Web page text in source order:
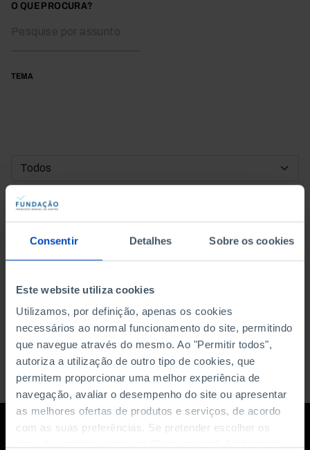
Consentir Detalhes Sobre os cookies
Este website utiliza cookies
Utilizamos, por definição, apenas os cookies
necessários ao normal funcionamento do site, permitindo
que navegue através do mesmo. Ao "Permitir todos",
autoriza a utilização de outro tipo de cookies, que
permitem proporcionar uma melhor experiência de
navegação, avaliar o desempenho do site ou apresentar
as melhores ofertas de produtos e serviços, de acordo
com as suas preferências. Se pretender escolher os
O QUE PROCURA?
TEMA
DATA DE INÍCIO
DATA DE FIM